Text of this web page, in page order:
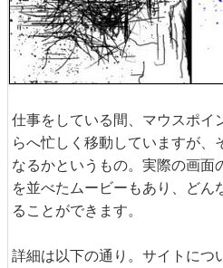
仕事をしている間、マウスポイ
らへ忙しく移動していますが、
なるかというもの。実際の画面
を並べたムービーもあり、どん
ることができます。
詳細は以下の通り。サイトにつ